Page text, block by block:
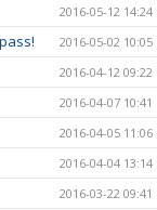
2016-05-12 14:24
2016-05-02 10:05
2016-04-12 09:22
2016-04-07 10:41
2016-04-05 11:06
2016-04-04 13:14
2016-03-22 09:41